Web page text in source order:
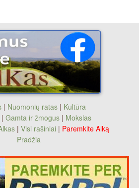
| Nuomonių ratas| Kultūra
| Gamta ir žmogus | Mokslas
| Visi rašiniai | Paremkite Alką
Pradžia